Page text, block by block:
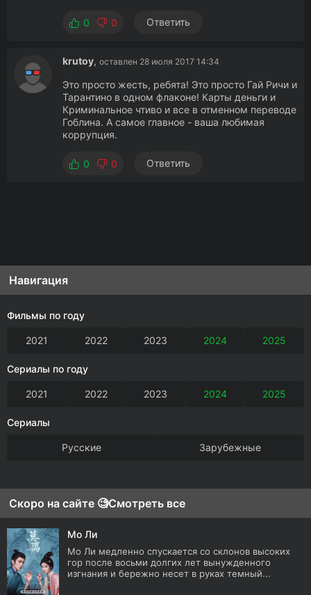
0 0 Ответить
krutoy, оставлен 28 июля 2017 14:34
Это просто жесть, ребята! Это просто Гай Ричи и
Тарантино в одном флаконе! Карты деньги и
Криминальное чтиво и все в отменном переводе
Гоблина. А самое главное - ваша любимая
коррупция.
0 0 Ответить
Навигация
Фильмы по году
2021 2022 2023 2024 2025
Сериалы по году
2021 2022 2023 2024 2025
Сериалы
Русские Зарубежные
Скоро на сайте 🧐Смотреть все
Мо Ли
Мо Ли медленно спускается со склонов высоких
гор после восьми долгих лет вынужденного
изгнания и бережно несет в руках темный...